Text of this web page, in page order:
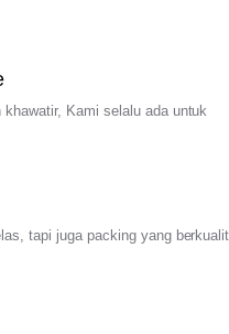
khawatir, Kami selalu ada untuk
tapi juga packing yang